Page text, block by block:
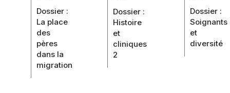
Dossier :
La place
des
pères
dans la
migration
Dossier :
Histoire
et
cliniques
2
Dossier :
Soignants
et
diversité